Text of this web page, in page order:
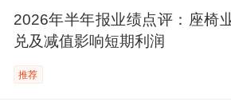
2026年半年报业绩点评：座椅
兑及减值影响短期利润
推荐